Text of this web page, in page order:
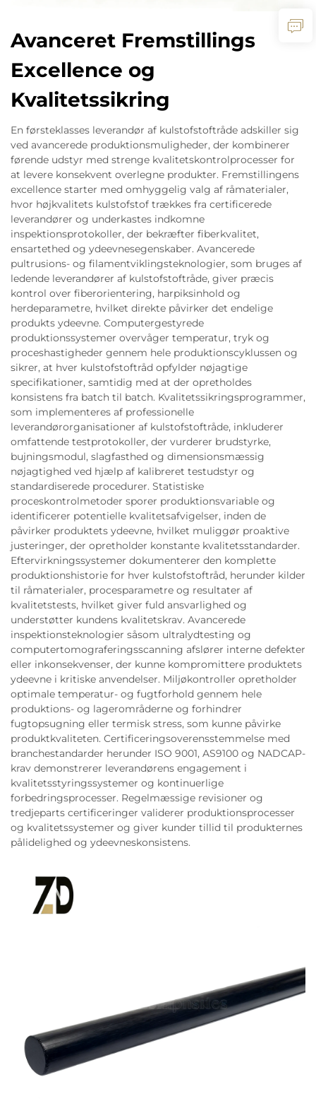
Avanceret Fremstillings
Excellence og
Kvalitetssikring
En førsteklasses leverandør af kulstofstoftråde adskiller sig
ved avancerede produktionsmuligheder, der kombinerer
førende udstyr med strenge kvalitetskontrolprocesser for
at levere konsekvent overlegne produkter. Fremstillingens
excellence starter med omhyggelig valg af råmaterialer,
hvor højkvalitets kulstofstof trækkes fra certificerede
leverandører og underkastes indkomne
inspektionsprotokoller, der bekræfter fiberkvalitet,
ensartethed og ydeevnesegenskaber. Avancerede
pultrusions- og filamentviklingsteknologier, som bruges af
ledende leverandører af kulstofstoftråde, giver præcis
kontrol over fiberorientering, harpiksinhold og
herdeparametre, hvilket direkte påvirker det endelige
produkts ydeevne. Computergestyrede
produktionssystemer overvåger temperatur, tryk og
proceshastigheder gennem hele produktionscyklussen og
sikrer, at hver kulstofstoftråd opfylder nøjagtige
specifikationer, samtidig med at der opretholdes
konsistens fra batch til batch. Kvalitetssikringsprogrammer,
som implementeres af professionelle
leverandørorganisationer af kulstofstoftråde, inkluderer
omfattende testprotokoller, der vurderer brudstyrke,
bujningsmodul, slagfasthed og dimensionsmæssig
nøjagtighed ved hjælp af kalibreret testudstyr og
standardiserede procedurer. Statistiske
proceskontrolmetoder sporer produktionsvariable og
identificerer potentielle kvalitetsafvigelser, inden de
påvirker produktets ydeevne, hvilket muliggør proaktive
justeringer, der opretholder konstante kvalitetsstandarder.
Eftervirkningssystemer dokumenterer den komplette
produktionshistorie for hver kulstofstoftråd, herunder kilder
til råmaterialer, procesparametre og resultater af
kvalitetstests, hvilket giver fuld ansvarlighed og
understøtter kundens kvalitetskrav. Avancerede
inspektionsteknologier såsom ultralydtesting og
computertomograferingsscanning afslører interne defekter
eller inkonsekvenser, der kunne kompromittere produktets
ydeevne i kritiske anvendelser. Miljøkontroller opretholder
optimale temperatur- og fugtforhold gennem hele
produktions- og lagerområderne og forhindrer
fugtopsugning eller termisk stress, som kunne påvirke
produktkvaliteten. Certificeringsoverensstemmelse med
branchestandarder herunder ISO 9001, AS9100 og NADCAP-
krav demonstrerer leverandørens engagement i
kvalitetsstyringssystemer og kontinuerlige
forbedringsprocesser. Regelmæssige revisioner og
tredjeparts certificeringer validerer produktionsprocesser
og kvalitetssystemer og giver kunder tillid til produkternes
pålidelighed og ydeevneskonsistens.